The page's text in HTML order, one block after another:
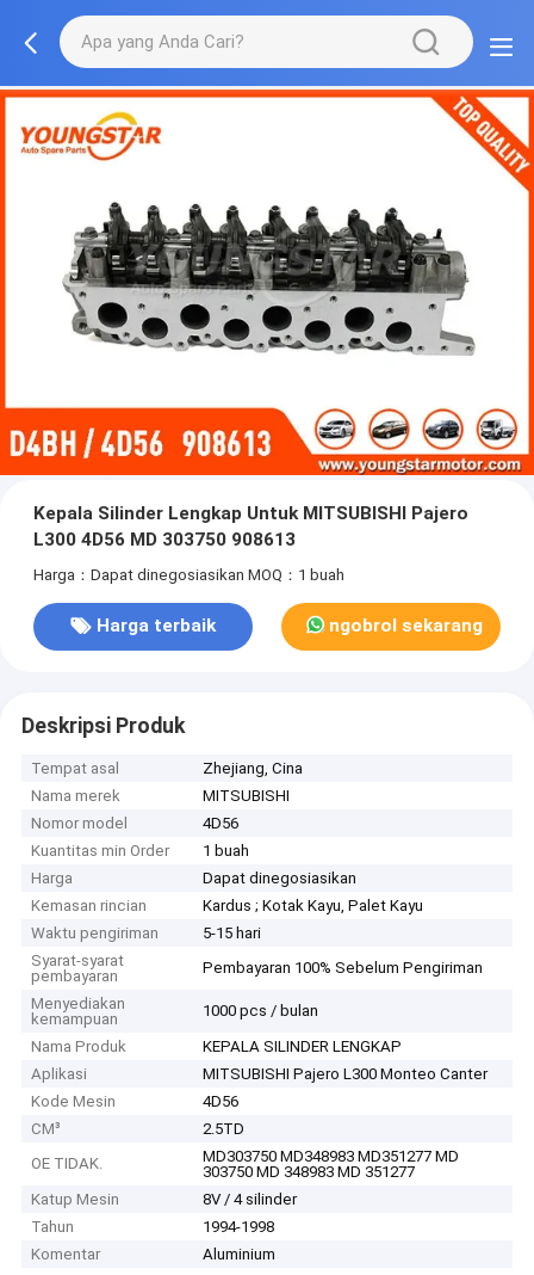
Kepala Silinder Lengkap Untuk MITSUBISHI Pajero
L300 4D56 MD 303750 908613
Harga：Dapat dinegosiasikan MOQ：1 buah
Harga terbaik ngobrol sekarang
Deskripsi Produk
Tempat asal
Zhejiang, Cina
Nama merek
MITSUBISHI
Nomor model
4D56
Kuantitas min Order
1 buah
Harga
Dapat dinegosiasikan
Kemasan rincian
Kardus ; Kotak Kayu, Palet Kayu
Waktu pengiriman
5-15 hari
Syarat-syarat
pembayaran
Pembayaran 100% Sebelum Pengiriman
Menyediakan
kemampuan
1000 pcs / bulan
Nama Produk
KEPALA SILINDER LENGKAP
Aplikasi
MITSUBISHI Pajero L300 Monteo Canter
Kode Mesin
4D56
CM³
2.5TD
OE TIDAK.
MD303750 MD348983 MD351277 MD
303750 MD 348983 MD 351277
Katup Mesin
8V / 4 silinder
Tahun
1994-1998
Komentar
Aluminium